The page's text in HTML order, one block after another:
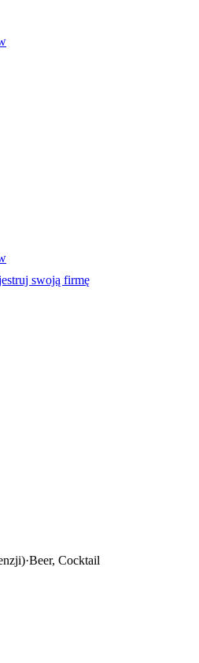
swoją firmę
)·Beer, Cocktail